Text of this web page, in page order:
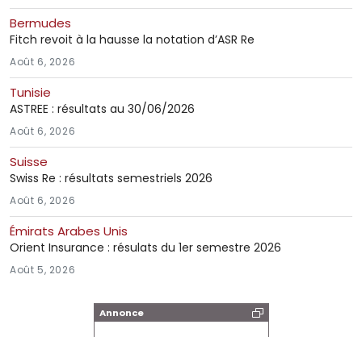
Bermudes
Fitch revoit à la hausse la notation d’ASR Re
Août 6, 2026
Tunisie
ASTREE : résultats au 30/06/2026
Août 6, 2026
Suisse
Swiss Re : résultats semestriels 2026
Août 6, 2026
Émirats Arabes Unis
Orient Insurance : résulats du 1er semestre 2026
Août 5, 2026
Annonce